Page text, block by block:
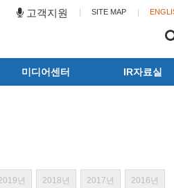
고객지원 SITE MAP
미디어센터 IR자료실
년 2018년 2017년 2016년